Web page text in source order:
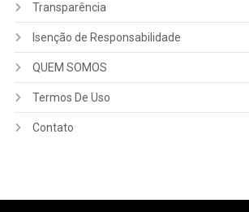
Transparência
Isenção de Responsabilidade
QUEM SOMOS
Termos De Uso
Contato